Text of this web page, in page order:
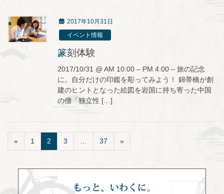
2017年10月31日
イベント情報
篆刻体験
2017/10/31 @ AM 10:00 – PM 4:00 – 旅の記念
に。自分だけの印鑑を彫ってみよう！ 錦帯橋が創
建のヒントとなった絵図を岩国に持ち寄った中国
の僧「独立性 […]
« 1 2 3 … 37 »